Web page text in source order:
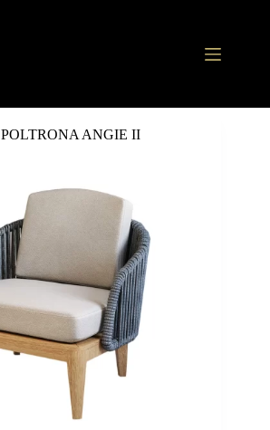
POLTRONA ANGIE II